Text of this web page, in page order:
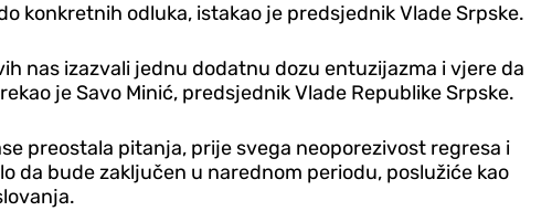
konkretnih odluka, istakao je predsjednik Vlade Srpske.
nas izazvali jednu dodatnu dozu entuzijazma i vjere da
je Savo Minić, predsjednik Vlade Republike Srpske.
preostala pitanja, prije svega neoporezivost regresa i
da bude zaključen u narednom periodu, poslužiće kao